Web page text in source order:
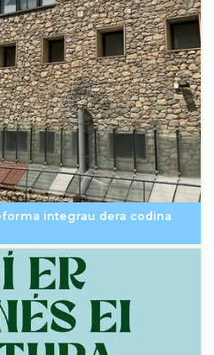
integrau dera codina